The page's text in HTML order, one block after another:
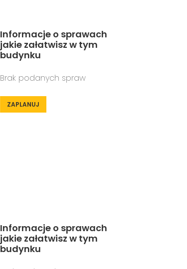
Informacje o sprawach
jakie załatwisz w tym
budynku
Brak podanych spraw
ZAPLANUJ
Informacje o sprawach
jakie załatwisz w tym
budynku